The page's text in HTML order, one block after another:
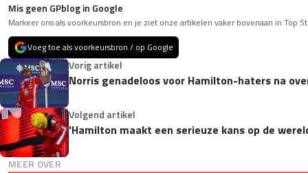
Mis geen GPblog in Google
Markeer ons als voorkeursbron en je ziet onze artikelen vaker bovenaan in Top
Voeg toe als voorkeursbron / op Google
Vorig artikel
Norris genadeloos voor Hamilton-haters na
Volgend artikel
'Hamilton maakt een serieuze kans op de
MEER OVER